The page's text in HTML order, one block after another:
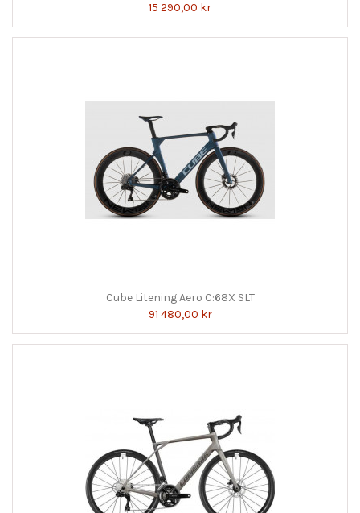
15 290,00 kr
Cube Litening Aero C:68X SLT
91 480,00 kr